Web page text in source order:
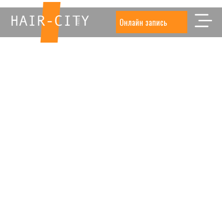
Онлайн запись